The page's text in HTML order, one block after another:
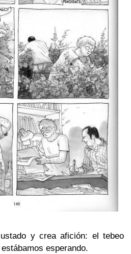
y crea afición: el tebeo
esperando.